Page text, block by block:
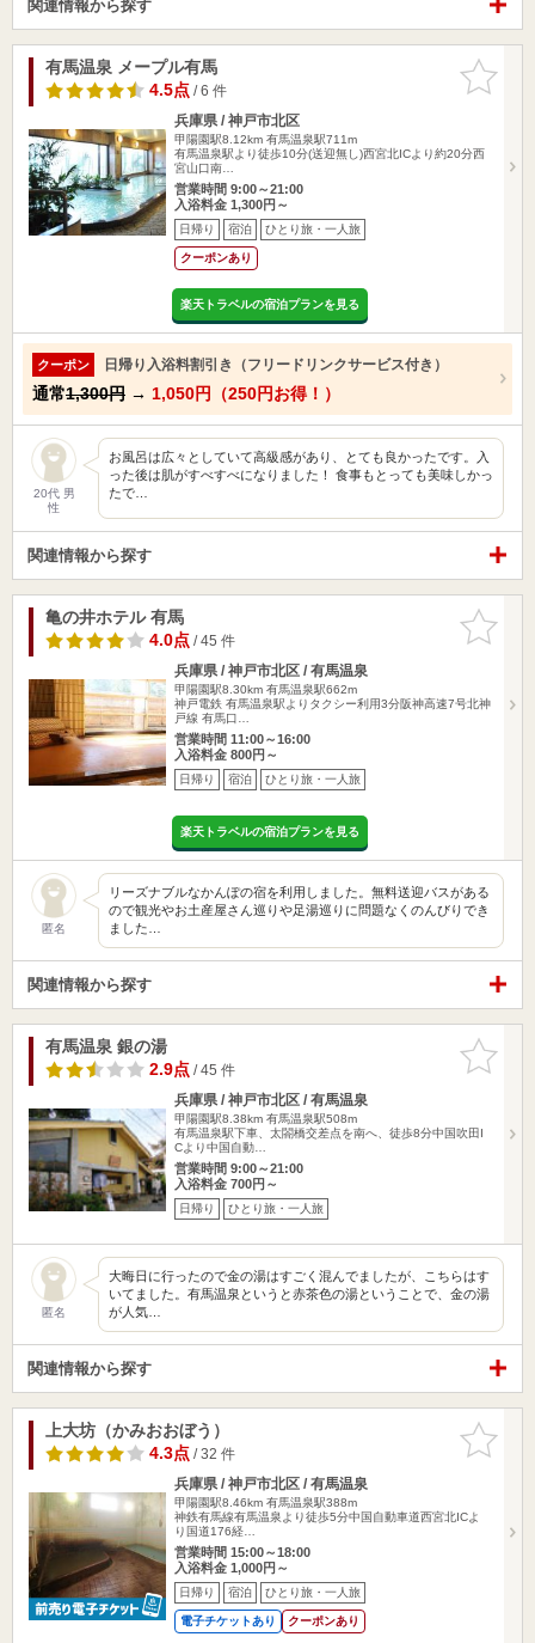
関連情報から探す
お気に入
りに追加
有馬温泉 メープル有馬
4.5点/ 6 件
兵庫県 / 神戸市北区
甲陽園駅8.12km 有馬温泉駅711m
有馬温泉駅より徒歩10分(送迎無し)西宮北ICより約20分西
宮山口南…
営業時間 9:00～21:00
入浴料金 1,300円～
日帰り 宿泊 ひとり旅・一人旅
クーポンあり
楽天トラベルの宿泊プランを見る
クーポン 日帰り入浴料割引き（フリードリンクサービス付き）
通常1,300円 → 1,050円（250円お得！）
20代 男
性
お風呂は広々としていて高級感があり、とても良かったです。入
った後は肌がすべすべになりました！ 食事もとっても美味しかっ
たで…
関連情報から探す
お気に入
りに追加
亀の井ホテル 有馬
4.0点/ 45 件
兵庫県 / 神戸市北区 / 有馬温泉
甲陽園駅8.30km 有馬温泉駅662m
神戸電鉄 有馬温泉駅よりタクシー利用3分阪神高速7号北神
戸線 有馬口…
営業時間 11:00～16:00
入浴料金 800円～
日帰り 宿泊 ひとり旅・一人旅
楽天トラベルの宿泊プランを見る
匿名
リーズナブルなかんぽの宿を利用しました。無料送迎バスがある
ので観光やお土産屋さん巡りや足湯巡りに問題なくのんびりでき
ました…
関連情報から探す
お気に入
りに追加
有馬温泉 銀の湯
2.9点/ 45 件
兵庫県 / 神戸市北区 / 有馬温泉
甲陽園駅8.38km 有馬温泉駅508m
有馬温泉駅下車、太閤橋交差点を南へ、徒歩8分中国吹田I
Cより中国自動…
営業時間 9:00～21:00
入浴料金 700円～
日帰り ひとり旅・一人旅
匿名
大晦日に行ったので金の湯はすごく混んでましたが、こちらはす
いてました。有馬温泉というと赤茶色の湯ということで、金の湯
が人気…
関連情報から探す
お気に入
りに追加
上大坊（かみおおぼう）
4.3点/ 32 件
兵庫県 / 神戸市北区 / 有馬温泉
甲陽園駅8.46km 有馬温泉駅388m
神鉄有馬線有馬温泉より徒歩5分中国自動車道西宮北ICよ
り国道176経…
営業時間 15:00～18:00
入浴料金 1,000円～
日帰り 宿泊 ひとり旅・一人旅
電子チケットあり クーポンあり